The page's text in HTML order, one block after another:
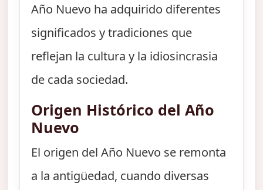
Año Nuevo ha adquirido diferentes
significados y tradiciones que
reflejan la cultura y la idiosincrasia
de cada sociedad.
Origen Histórico del Año
Nuevo
El origen del Año Nuevo se remonta
a la antigüedad, cuando diversas